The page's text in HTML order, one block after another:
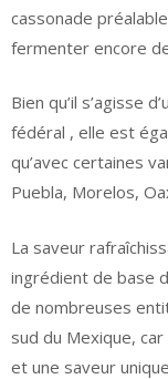
cassonade
fermenter encore
Bien qu’il s’agisse
fédéral , elle est
qu’avec certaines
Puebla, Morelos,
La saveur
ingrédient de base
de nombreuses
sud du Mexique,
et une saveur